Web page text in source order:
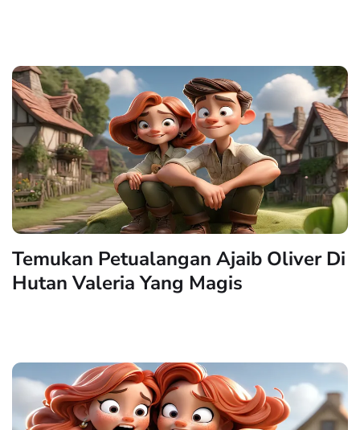
Temukan Petualangan Ajaib Oliver Di
Hutan Valeria Yang Magis